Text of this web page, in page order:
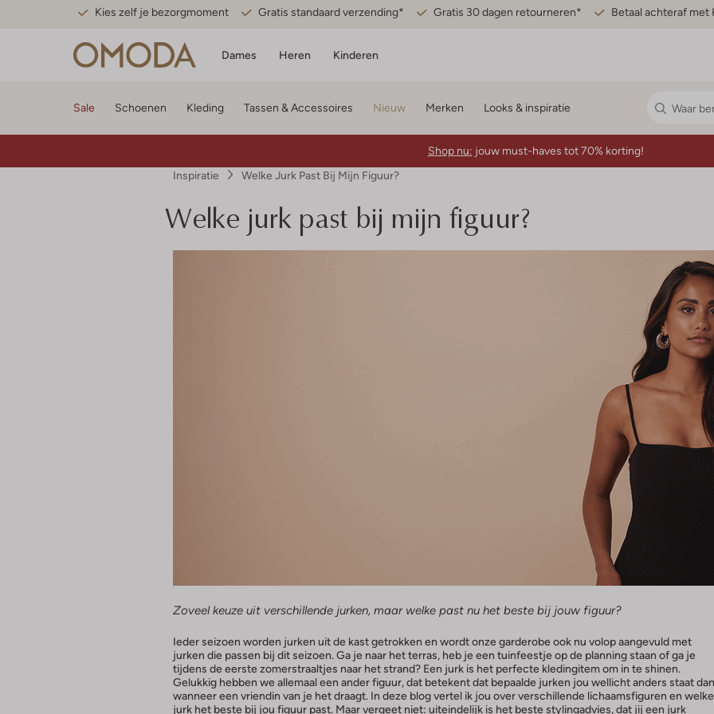
Kies zelf je bezorgmoment Gratis standaard verzending* Gratis 30 dagen retourneren* Betaal achteraf met
Dames Heren Kinderen
Sale Schoenen Kleding Tassen & Accessoires Nieuw Merken Looks & inspiratie
Shop nu: jouw must-haves tot 70% korting!
Inspiratie
Welke Jurk Past Bij Mijn Figuur?
Welke jurk past bij mijn figuur?
Zoveel keuze uit verschillende jurken, maar welke past nu het beste bij jouw figuur?
Ieder seizoen worden jurken uit de kast getrokken en wordt onze garderobe ook nu volop aangevuld met
jurken die passen bij dit seizoen. Ga je naar het terras, heb je een tuinfeestje op de planning staan of ga je
tijdens de eerste zomerstraaltjes naar het strand? Een jurk is het perfecte kledingitem om in te shinen.
Gelukkig hebben we allemaal een ander figuur, dat betekent dat bepaalde jurken jou wellicht anders staat dan
wanneer een vriendin van je het draagt. In deze blog vertel ik jou over verschillende lichaamsfiguren en welke
jurk het beste bij jou figuur past. Maar vergeet niet: uiteindelijk is het beste stylingadvies, dat jij een jurk